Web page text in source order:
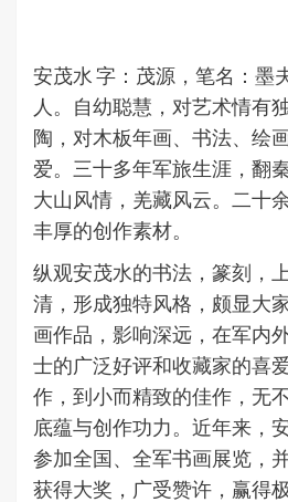
安茂水 字：茂源，笔名：墨
人。自幼聪慧，对艺术情有
陶，对木板年画、书法、绘
爱。三十多年军旅生涯，翻
大山风情，羌藏风云。二十
丰厚的创作素材。
纵观安茂水的书法，篆刻，
清，形成独特风格，颇显大
画作品，影响深远，在军内
士的广泛好评和收藏家的喜
作，到小而精致的佳作，无
底蕴与创作功力。近年来，
参加全国、全军书画展览，
获得大奖，广受赞许，赢得